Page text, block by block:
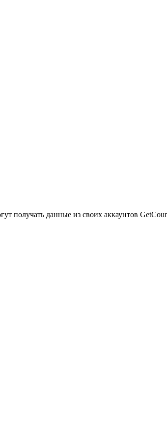
получать данные из своих аккаунтов